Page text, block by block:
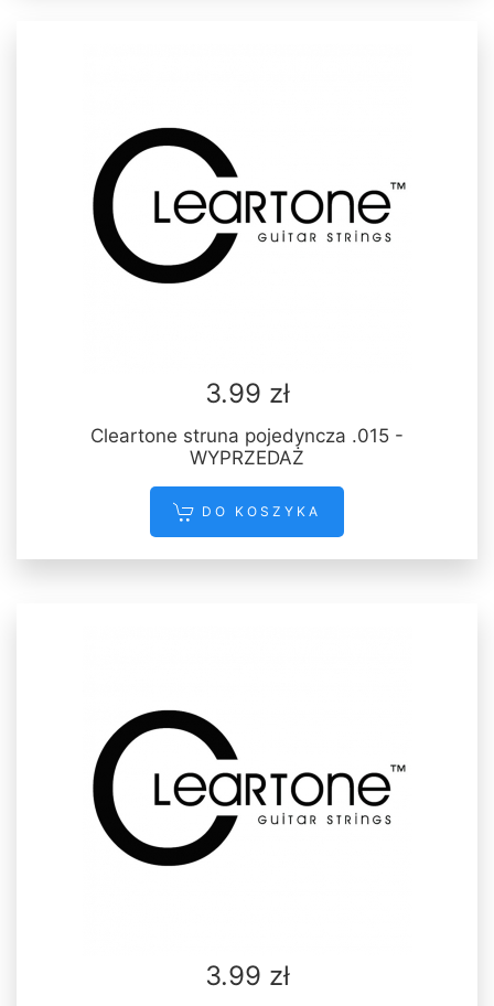
3.99 zł
Cleartone struna pojedyncza .015 -
WYPRZEDAŻ
DO KOSZYKA
3.99 zł